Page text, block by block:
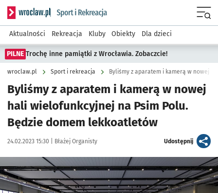
Serwis informacyjny wroclaw.pl podserwis: Sport i rekreacja
Aktualności Rekreacja Kluby Obiekty Dla dzieci
PILNE Trochę inne pamiątki z Wrocławia. Zobaczcie!
wroclaw.pl Sport i rekreacja
Byliśmy z aparatem i kamerą w nowej
hali wielofunkcyjnej na Psim Polu.
Będzie domem lekkoatletów
Data publikacji:
24.02.2023 15:30 | Autor:
Błażej Organisty Udostępnijartykuł
Kliknij, aby zobaczyć galerię
Kliknij, aby powiększyć